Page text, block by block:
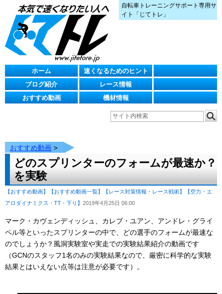
自転車トレーニングサポート専用サ
イト「じてトレ」
ホーム
速くなるためのヒント
ブログ紹介
レース情報
おすすめ動画
機材情報
おすすめ動画 >
どのスプリンターのフォームが最速か？
を実験
【おすすめ動画】 【おすすめ動画一覧】 【レース対策情報・レース戦術】
【空力・エ
アロダイナミクス・TT・下り】 2019年4月25日 06:00
マーク・カヴェンディッシュ、カレブ・ユアン、アンドレ・グライ
ペル等といったスプリンターの中で、どの選手のフォームが最速な
のでしょうか？風洞実験室や実走での実験結果紹介の動画です
（GCNのスタッフ1名のみの実験結果なので、厳密に科学的な実験
結果とはいえない点等は注意が必要です）。